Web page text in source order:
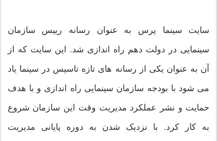
سایت سینما پرس به عنوان رسانه رییس سازمان
سینمایی در دولت دهم راه اندازی شد. این سایت که از
آن به عنوان یکی از رسانه های تازه تاسیس در سینما یاد
می شود با بودجه سازمان سینمایی راه اندازی و با هدف
حمایت و نشر عملکرد مدیریت وقت این سازمان شروع
به کار کرد. با نزدیک شدن به دوره پایانی مدیریت